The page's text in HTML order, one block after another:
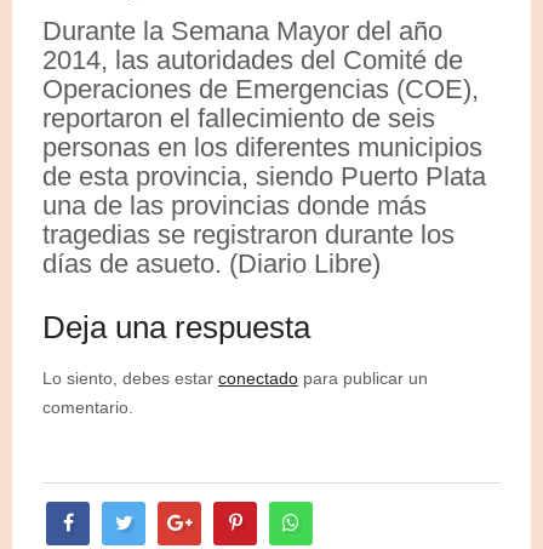
Durante la Semana Mayor del año
2014, las autoridades del Comité de
Operaciones de Emergencias (COE),
reportaron el fallecimiento de seis
personas en los diferentes municipios
de esta provincia, siendo Puerto Plata
una de las provincias donde más
tragedias se registraron durante los
días de asueto. (Diario Libre)
Deja una respuesta
Lo siento, debes estar conectado para publicar un
comentario.